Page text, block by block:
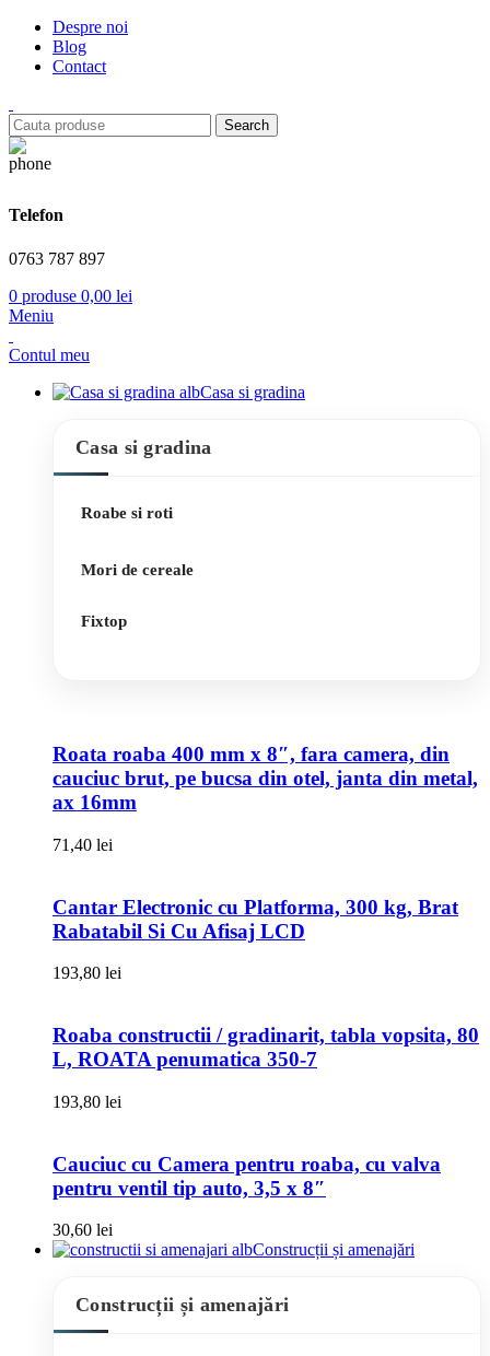
Despre noi
Blog
Contact
Search
Telefon
0763 787 897
0 produse 0,00 lei
Meniu
Contul meu
Casa si gradina
Casa si gradina
Roabe si roti
Mori de cereale
Fixtop
Roata roaba 400 mm x 8″, fara camera, din
cauciuc brut, pe bucsa din otel, janta din metal,
ax 16mm
71,40 lei
Cantar Electronic cu Platforma, 300 kg, Brat
Rabatabil Si Cu Afisaj LCD
193,80 lei
Roaba constructii / gradinarit, tabla vopsita, 80
L, ROATA penumatica 350-7
193,80 lei
Cauciuc cu Camera pentru roaba, cu valva
pentru ventil tip auto, 3,5 x 8″
30,60 lei
Construcții și amenajări
Construcții și amenajări